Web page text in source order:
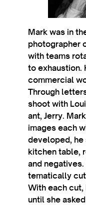
Mark was in
pho­to­graph­er
with teams
to exhaus­tion.
com­mer­cial
Through
shoot with
ant, Jerry.
images each
developed, he
kit­chen table,
and
tem­at­ic­ally cut
With each cut,
until she